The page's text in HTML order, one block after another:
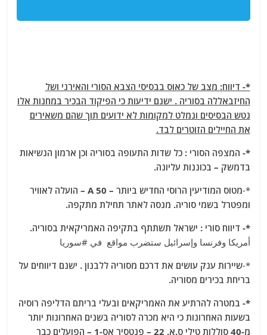
*- דיווח: מצב של כאוס בבסיסי הצבא הסורי והאירני ושל
החיזבאללה בסוריה . ישנם ידיעות כי הפיקוד הבכיר במחנות אלו
נטש הבסיסים ונמלט למקומות לא ידועים תוך שהם משאירים
את החיילים הזוטרים לבד.
*- המצפה הסורי : כל שדות התעופה בסוריה וכן ארמון הנשיאות
בדמשק – בכוננות עליונה.
*-
מטוס המודיעין הרוסי החדיש ביותר – A 50 – הועלה לאוויר
ומפטרל בשמי סוריה. מנסה לאתר תחילת מתקפה.
*- דיווח סורי : ישראל תשתתף בתקיפה האמריקאית בסוריה.
أمريكا وفرنسا وإسرائيل ستضرب مواقع في #سوريا
*-שיירות ענק עושים את דרכם מסוריה ללבנון . ישנם דיווחים על
בריחת בכירים מסוריה.
*- במטרה להרתיע את האמריקאים ובעלי בריתם הדליפה רוסיה
בשעות האחרונות כי היא מכרה לסוריה בשנים האחרונות יותר
מ-40 סוללות טילי ס.א. 22 – פנטסיר אס-1 – הפועלים כבר